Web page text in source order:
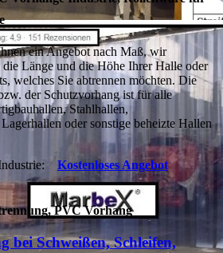
ein Angebot nach Maß, wir
Länge und die Höhe Ihrer Halle oder
welches Sie abtrennen möchten. Die
der Schutzvorhang ist für alle
Stahlhallen,
oder sonstige beheizte Hallen
Kostenloses Angebot
PVC Vorhang
bei Schweißen, Schleifen,